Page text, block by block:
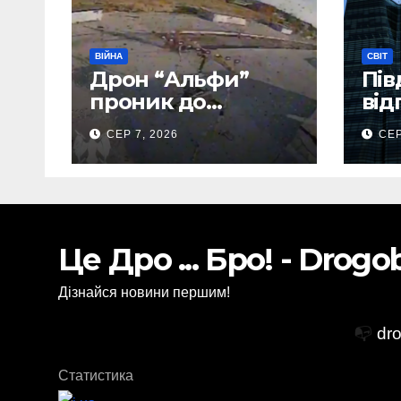
ВІЙНА
Дрон “Альфи”
проник до
Донецького
аеропорту та
спалив “Шахед”
СЕР 7, 2026
СВІТ
Це Дро ... Бро! -
Дізнайся новини першим!
📭
Статистика